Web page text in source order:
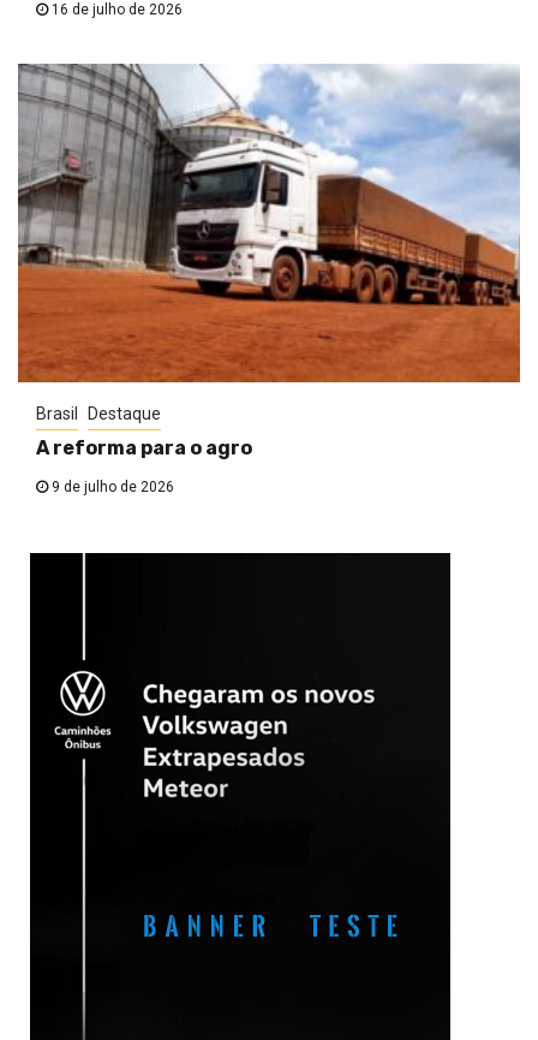
16 de julho de 2026
Brasil Destaque
A reforma para o agro
9 de julho de 2026